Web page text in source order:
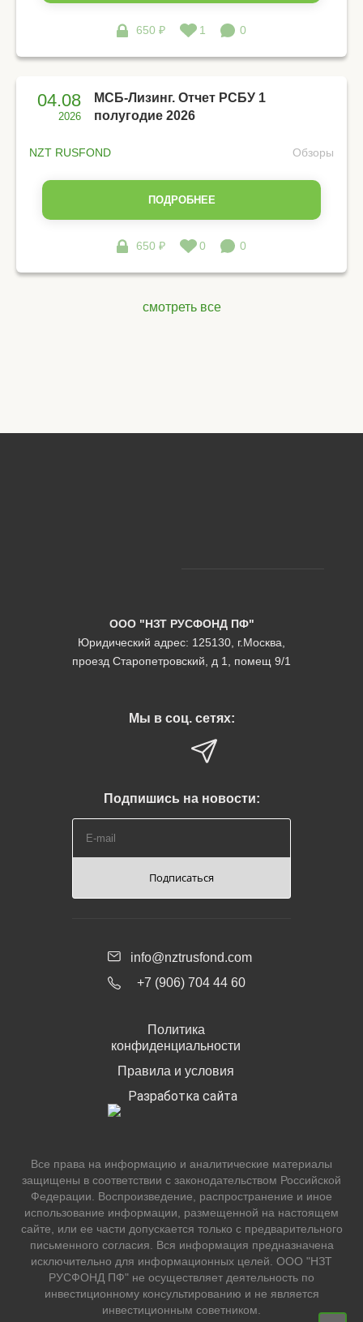
650 ₽ 1 0
04.08
2026
МСБ-Лизинг. Отчет РСБУ 1
полугодие 2026
NZT RUSFOND Обзоры
ПОДРОБНЕЕ
650 ₽ 0 0
смотреть все
ООО "НЗТ РУСФОНД ПФ"
Юридический адрес: 125130, г.Москва,
проезд Старопетровский, д 1, помещ 9/1
Мы в соц. сетях:
Подпишись на новости:
Подписаться
info@nztrusfond.com
+7 (906) 704 44 60
Политика
конфиденциальности
Правила и условия
Разработка сайта
Все права на информацию и аналитические материалы
защищены в соответствии с законодательством Российской
Федерации. Воспроизведение, распространение и иное
использование информации, размещенной на настоящем
сайте, или ее части допускается только с предварительного
письменного согласия. Вся информация предназначена
исключительно для информационных целей. ООО "НЗТ
РУСФОНД ПФ" не осуществляет деятельность по
инвестиционному консультированию и не является
инвестиционным советником.